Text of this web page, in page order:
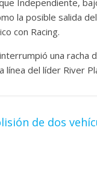
la posible salida
con Racing.
una racha
línea del líder River
de dos